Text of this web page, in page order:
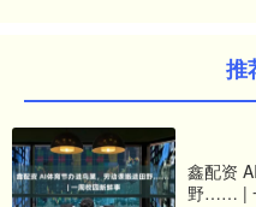
推
鑫配资
野…… |